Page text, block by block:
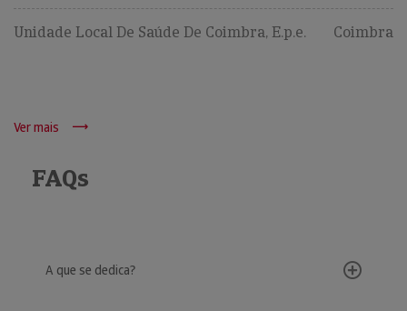
Unidade Local De Saúde De Coimbra, E.p.e. Coimbra
Ver mais
FAQs
A que se dedica?